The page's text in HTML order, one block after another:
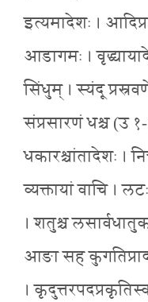
इत्यमादेशः ।
आडागमः ।
सिंधुम् । स्यंदू
संप्रसारणं धश्च (उ
धकारश्चांतादेशः ।
व्यक्तायां वाचि ।
। शतुश्च
आङा सह
।